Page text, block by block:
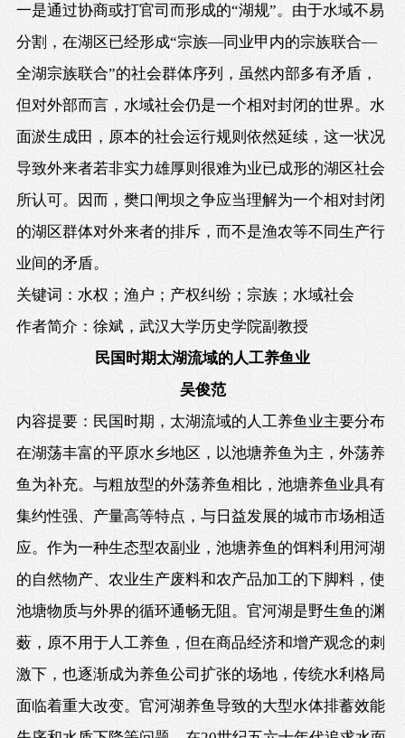
一是通过协商或打官司而形成的“湖规”。由于水域不易
分割，在湖区已经形成“宗族—同业甲内的宗族联合—
全湖宗族联合”的社会群体序列，虽然内部多有矛盾，
但对外部而言，水域社会仍是一个相对封闭的世界。水
面淤生成田，原本的社会运行规则依然延续，这一状况
导致外来者若非实力雄厚则很难为业已成形的湖区社会
所认可。因而，樊口闸坝之争应当理解为一个相对封闭
的湖区群体对外来者的排斥，而不是渔农等不同生产行
业间的矛盾。
关键词：水权；渔户；产权纠纷；宗族；水域社会
作者简介：徐斌，武汉大学历史学院副教授
民国时期太湖流域的人工养鱼业
吴俊范
内容提要：民国时期，太湖流域的人工养鱼业主要分布
在湖荡丰富的平原水乡地区，以池塘养鱼为主，外荡养
鱼为补充。与粗放型的外荡养鱼相比，池塘养鱼业具有
集约性强、产量高等特点，与日益发展的城市市场相适
应。作为一种生态型农副业，池塘养鱼的饵料利用河湖
的自然物产、农业生产废料和农产品加工的下脚料，使
池塘物质与外界的循环通畅无阻。官河湖是野生鱼的渊
薮，原不用于人工养鱼，但在商品经济和增产观念的刺
激下，也逐渐成为养鱼公司扩张的场地，传统水利格局
面临着重大改变。官河湖养鱼导致的大型水体排蓄效能